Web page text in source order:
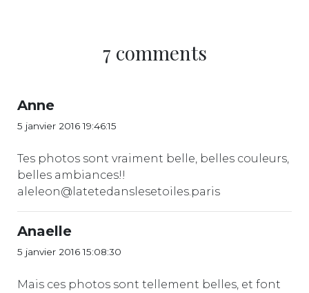
7 comments
Anne
5 janvier 2016 19:46:15
Tes photos sont vraiment belle, belles couleurs,
belles ambiances!!
aleleon@latetedanslesetoiles.paris
Anaelle
5 janvier 2016 15:08:30
Mais ces photos sont tellement belles, et font